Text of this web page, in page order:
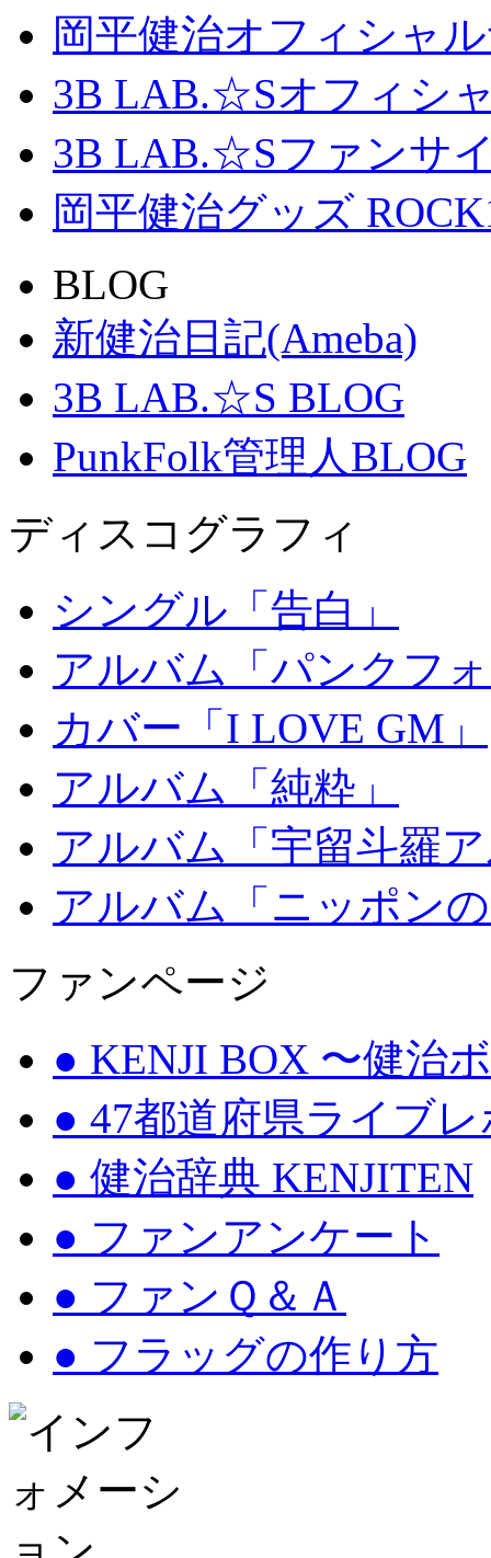
岡平健治オフィシャ
3B LAB.☆Sオフィシ
3B LAB.☆Sファンサイ
岡平健治グッズ
BLOG
新健治日記(Ameba)
3B LAB.☆S BLOG
PunkFolk管理人BLOG
ディスコグラフィ
シングル「告白」
アルバム「パンクフ
カバー「I LOVE GM」
アルバム「純粋」
アルバム「宇留斗羅
アルバム「ニッポン
ファンページ
● KENJI BOX 〜健治
● 47都道府県ライブ
● 健治辞典 KENJITEN
● ファンアンケート
● ファンＱ＆Ａ
● フラッグの作り方